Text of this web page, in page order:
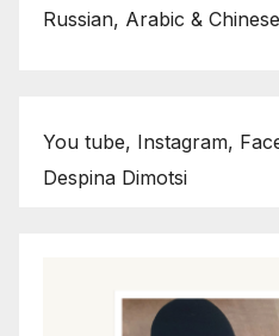
Russian, Arabic & Chinese
You tube, Instagram,
Despina Dimotsi